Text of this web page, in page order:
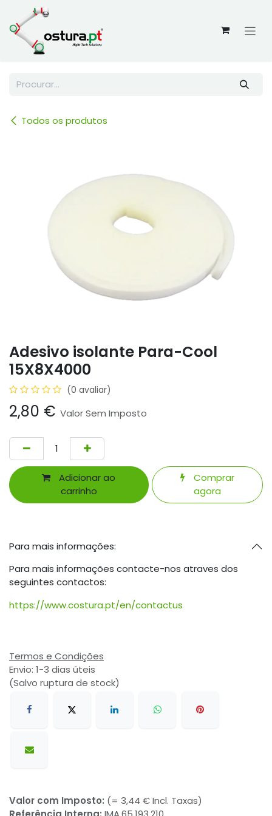
Skip to Content
Todos os produtos
Adesivo isolante Para-Cool
15X8X4000
(0 avaliar)
2,80 € Valor Sem Imposto
Adicionar ao
carrinho
Comprar
agora
Para mais informações:
Para mais informações contacte-nos atraves dos
seguintes contactos:
https://www.costura.pt/en/contactus
Termos e Condições
Envio: 1-3 dias úteis
(Salvo ruptura de stock)
Valor com Imposto: (= 3,44 € Incl. Taxas)